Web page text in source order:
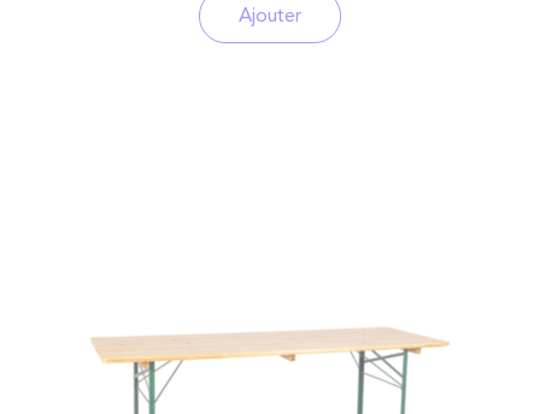
Ajouter